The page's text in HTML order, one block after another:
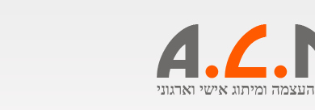
העצמה ומיתוג אישי וארגוני